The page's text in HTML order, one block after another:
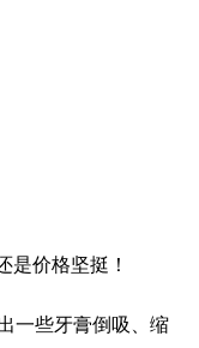
12999 元保持一